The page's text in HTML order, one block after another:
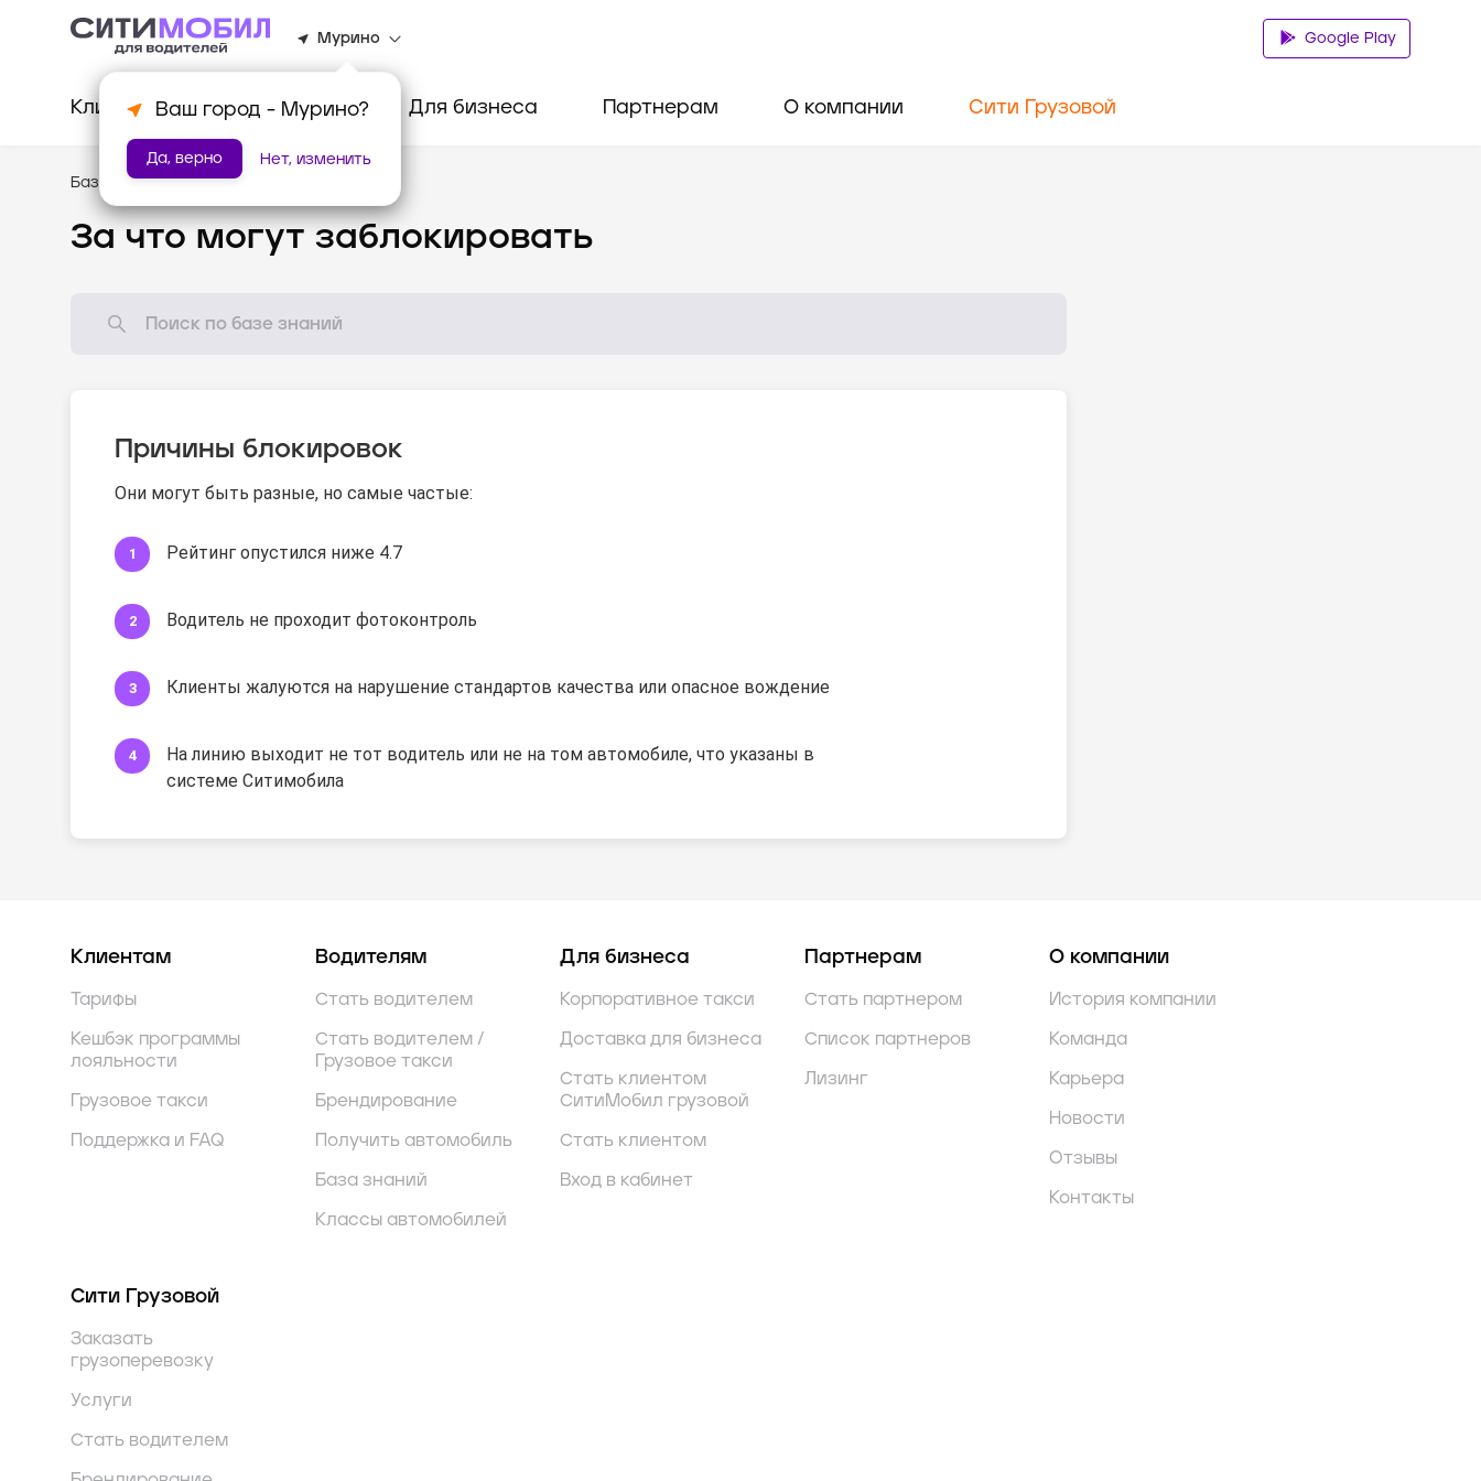
Мурино
Ваш город - Мурино?
Да, верно Нет, изменить
Google Play
Клиентам Водителям Для бизнеса Партнерам О компании Сити Грузовой
База знаний /Как всё устроено?
За что могут заблокировать
Причины блокировок
Они могут быть разные, но самые частые:
Рейтинг опустился ниже 4.7
Водитель не проходит фотоконтроль
Клиенты жалуются на нарушение стандартов качества или опасное вождение
На линию выходит не тот водитель или не на том автомобиле, что указаны в
системе Ситимобила
Клиентам
Тарифы
Кешбэк программы
лояльности
Грузовое такси
Поддержка и FAQ
Водителям
Стать водителем
Стать водителем /
Грузовое такси
Брендирование
Получить автомобиль
База знаний
Классы автомобилей
Для бизнеса
Корпоративное такси
Доставка для бизнеса
Стать клиентом
СитиМобил грузовой
Стать клиентом
Вход в кабинет
Партнерам
Стать партнером
Список партнеров
Лизинг
О компании
История компании
Команда
Карьера
Новости
Отзывы
Контакты
Сити Грузовой
Заказать
грузоперевозку
Услуги
Стать водителем